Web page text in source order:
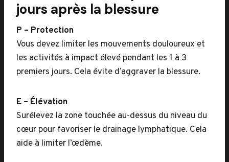
jours après la blessure
P – Protection
Vous devez limiter les mouvements douloureux et
les activités à impact élevé pendant les 1 à 3
premiers jours. Cela évite d’aggraver la blessure.
E – Élévation
Surélevez la zone touchée au-dessus du niveau du
cœur pour favoriser le drainage lymphatique. Cela
aide à limiter l’œdème.